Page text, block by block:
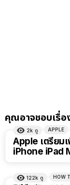
คุณอาจชอบเรื่อ
2k ดู APPLE
Apple เตรียม
iPhone iPad
122k ดู HOW